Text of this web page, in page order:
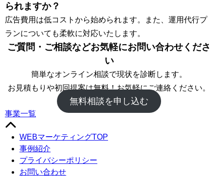
られますか？
広告費用は低コストから始められます。また、運用代行プ
ランについても柔軟に対応いたします。
ご質問・ご相談などお気軽にお問い合わせくださ
い
簡単なオンライン相談で現状を診断します。
お見積もりや初回提案は無料！お気軽にご連絡ください。
無料相談を申し込む
事業一覧
WEBマーケティングTOP
事例紹介
プライバシーポリシー
お問い合わせ